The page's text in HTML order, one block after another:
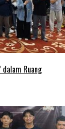
dalam Ruang